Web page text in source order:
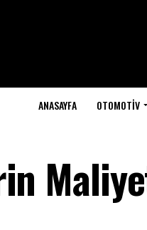
ANASAYFA OTOMOTIV